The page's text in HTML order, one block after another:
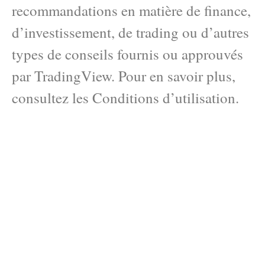
recommandations en matière de finance,
d’investissement, de trading ou d’autres
types de conseils fournis ou approuvés
par TradingView. Pour en savoir plus,
consultez les Conditions d’utilisation.